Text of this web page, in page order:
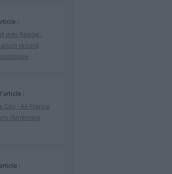
:
mer Rouge :
record
:
City : Air France
l’Amérique
: